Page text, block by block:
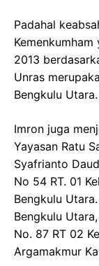
Padahal
2013
Unras
Bengkulu Utara.
Imron juga
Yayasan Ratu
Syafrianto
No 54 RT. 01
Bengkulu
Bengkulu
No. 87 RT 02
Argamakmur